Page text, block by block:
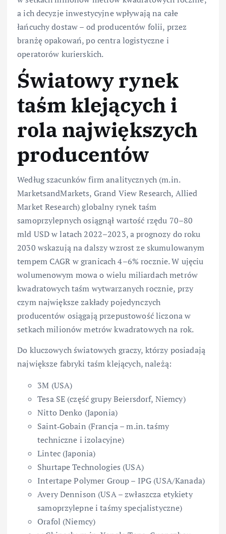
a ich decyzje inwestycyjne wpływają na całe
łańcuchy dostaw – od producentów folii, przez
branżę opakowań, po centra logistyczne i
operatorów kurierskich.
Światowy rynek
taśm klejących i
rola największych
producentów
Według szacunków firm analitycznych (m.in.
MarketsandMarkets, Grand View Research, Allied
Market Research) globalny rynek taśm
samoprzylepnych osiągnął wartość rzędu 70–80
mld USD w latach 2022–2023, a prognozy do roku
2030 wskazują na dalszy wzrost ze skumulowanym
tempem CAGR w granicach 4–6% rocznie. W ujęciu
wolumenowym mowa o wielu miliardach metrów
kwadratowych taśm wytwarzanych rocznie, przy
czym największe zakłady pojedynczych
producentów osiągają przepustowość liczona w
setkach milionów metrów kwadratowych na rok.
Do kluczowych światowych graczy, którzy posiadają
największe fabryki taśm klejących, należą:
3M (USA)
Tesa SE (część grupy Beiersdorf, Niemcy)
Nitto Denko (Japonia)
Saint‑Gobain (Francja – m.in. taśmy
techniczne i izolacyjne)
Lintec (Japonia)
Shurtape Technologies (USA)
Intertape Polymer Group – IPG (USA/Kanada)
Avery Dennison (USA – zwłaszcza etykiety
samoprzylepne i taśmy specjalistyczne)
Orafol (Niemcy)